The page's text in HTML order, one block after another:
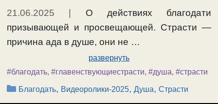
21.06.2025 | О действиях благодати
призывающей и просвещающей. Страсти —
причина ада в душе, они не …
развернуть
#благодать, #главенствующиестрасти, #душа, #страсти
Рубрики
Благодать, Видеоролики-2025,Душа,Страсти